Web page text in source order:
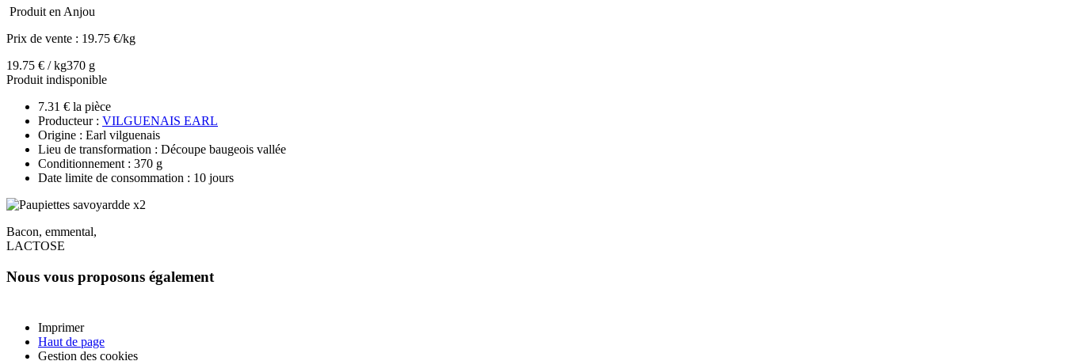
Produit en Anjou
Prix de vente : 19.75 €/kg
19.75 € / kg370 g
Produit indisponible
7.31 € la pièce
Producteur : VILGUENAIS EARL
Origine : Earl vilguenais
Lieu de transformation : Découpe baugeois vallée
Conditionnement : 370 g
Date limite de consommation : 10 jours
Bacon, emmental,
LACTOSE
Nous vous proposons également
Imprimer
Haut de page
Gestion des cookies